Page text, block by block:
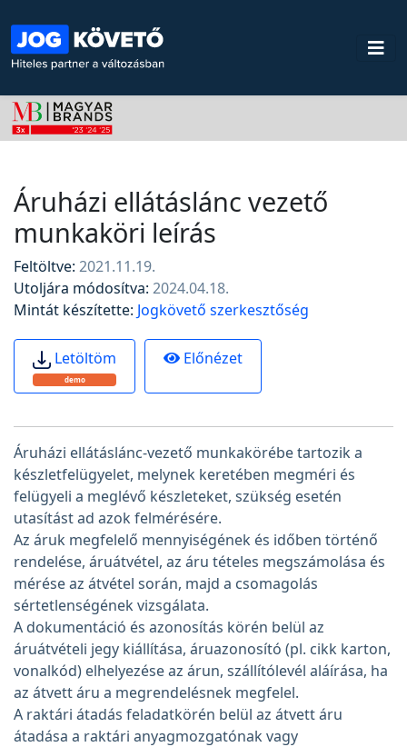
Áruházi ellátáslánc vezető
munkaköri leírás
Feltöltve: 2021.11.19.
Utoljára módosítva: 2024.04.18.
Mintát készítette: Jogkövető szerkesztőség
Letöltöm
demo
Előnézet
Áruházi ellátáslánc-vezető munkakörébe tartozik a
készletfelügyelet, melynek keretében megméri és
felügyeli a meglévő készleteket, szükség esetén
utasítást ad azok felmérésére.
Az áruk megfelelő mennyiségének és időben történő
rendelése, áruátvétel, az áru tételes megszámolása és
mérése az átvétel során, majd a csomagolás
sértetlenségének vizsgálata.
A dokumentáció és azonosítás körén belül az
áruátvételi jegy kiállítása, áruazonosító (pl. cikk karton,
vonalkód) elhelyezése az árun, szállítólevél aláírása, ha
az átvett áru a megrendelésnek megfelel.
A raktári átadás feladatkörén belül az átvett áru
átadása a raktári anyagmozgatónak vagy